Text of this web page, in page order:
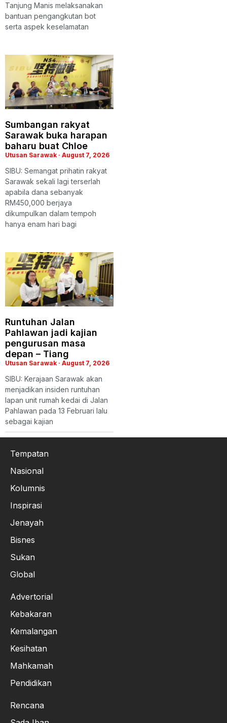
Tanjung Manis melaksanakan
bantuan pengangkutan bot
serta aspek keselamatan
Sumbangan rakyat
Sarawak buka harapan
baharu buat Chloe
Utusan Sarawak August 7, 2026
SIBU: Semangat prihatin rakyat
Sarawak sekali lagi terserlah
apabila dana sebanyak
RM450,000 berjaya
dikumpulkan dalam tempoh
hanya enam hari bagi
Runtuhan Jalan
Pahlawan jadi kajian
pengurusan masa
depan – Tiang
Utusan Sarawak August 7, 2026
SIBU: Kerajaan Sarawak akan
menjadikan insiden runtuhan
lapan unit rumah kedai di Jalan
Pahlawan pada 13 Februari lalu
sebagai kajian
Tempatan
Nasional
Kolumnis
Inspirasi
Jenayah
Bisnes
Sukan
Global
Advertorial
Kebakaran
Kemalangan
Kesihatan
Mahkamah
Pendidikan
Rencana